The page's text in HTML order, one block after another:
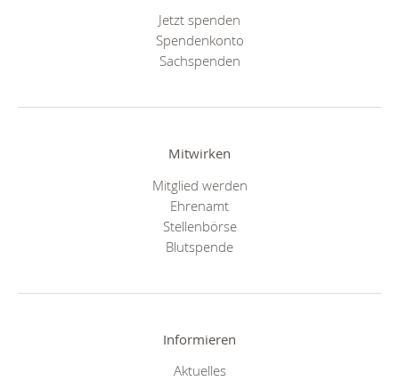
Jetzt spenden
Spendenkonto
Sachspenden
Mitwirken
Mitglied werden
Ehrenamt
Stellenbörse
Blutspende
Informieren
Aktuelles